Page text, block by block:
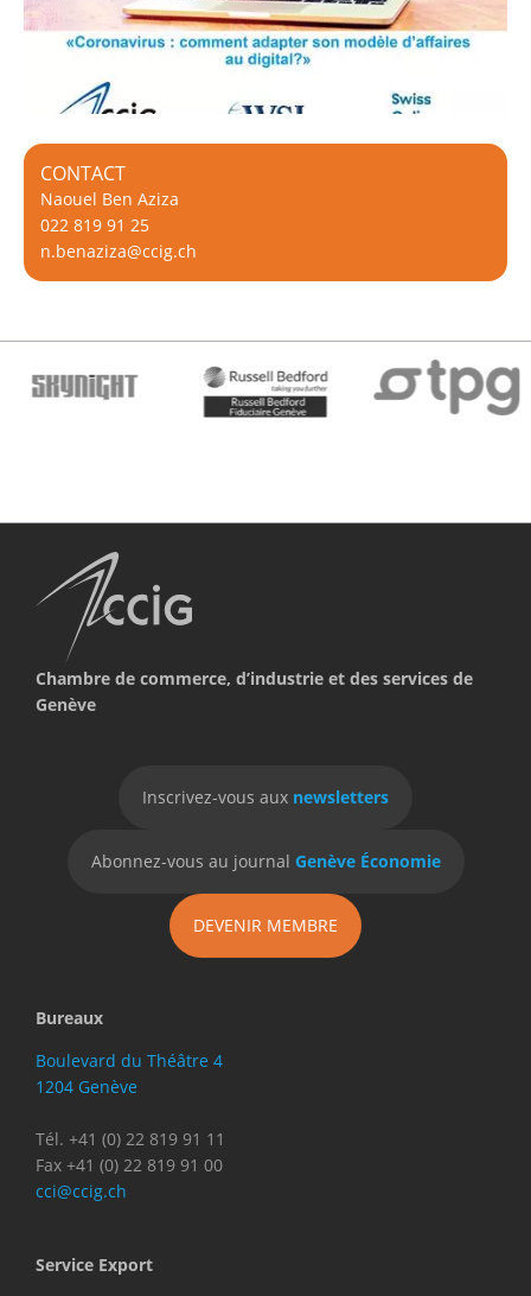
CONTACT
Naouel Ben Aziza
022 819 91 25
n.benaziza@ccig.ch
Chambre de commerce, d’industrie et des services de
Genève
Inscrivez-vous aux newsletters
Abonnez-vous au journal Genève Économie
DEVENIR MEMBRE
Bureaux
Boulevard du Théâtre 4
1204 Genève
Tél. +41 (0) 22 819 91 11
Fax +41 (0) 22 819 91 00
cci@ccig.ch
Service Export